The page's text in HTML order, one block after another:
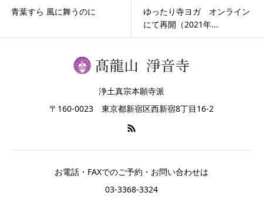
青葉すら 風に舞うのに
ゆったり寺ヨガ オンライン
にて再開（2021年...
浄土真宗本願寺派
〒160-0023 東京都新宿区西新宿8丁目16-2
お電話・FAXでのご予約・お問い合わせは
03-3368-3324